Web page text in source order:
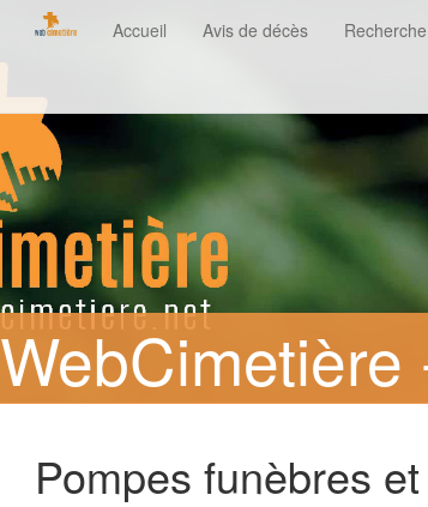
Accueil Avis de décès Recherche
Pompes funèbres